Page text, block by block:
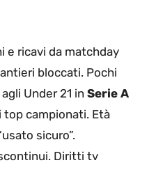
e ricavi da matchday
bloccati. Pochi
Under 21 inSerie A
top campionati. Età
sicuro”.
Diritti tv